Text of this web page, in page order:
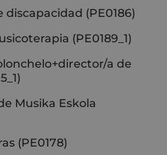
(PE0186)
(PE0189_1)
a de
Musika Eskola
(PE0178)